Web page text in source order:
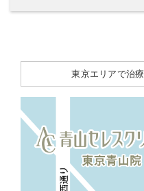
東京エリアで治